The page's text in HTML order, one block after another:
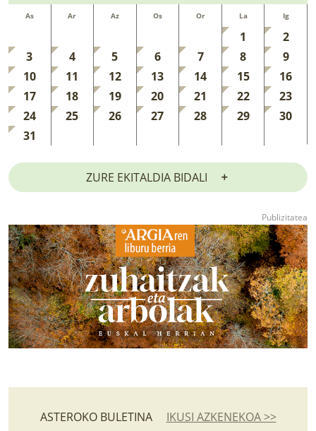
As Ar Az Os Or La Ig
1
2
3
4 5 6 7 8
9
10
11 12 13 14 15
16
17
18 19 20 21 22
23
24
25 26 27 28 29
30
31
ZURE EKITALDIA BIDALI
ASTEROKO BULETINA IKUSI AZKENEKOA >>